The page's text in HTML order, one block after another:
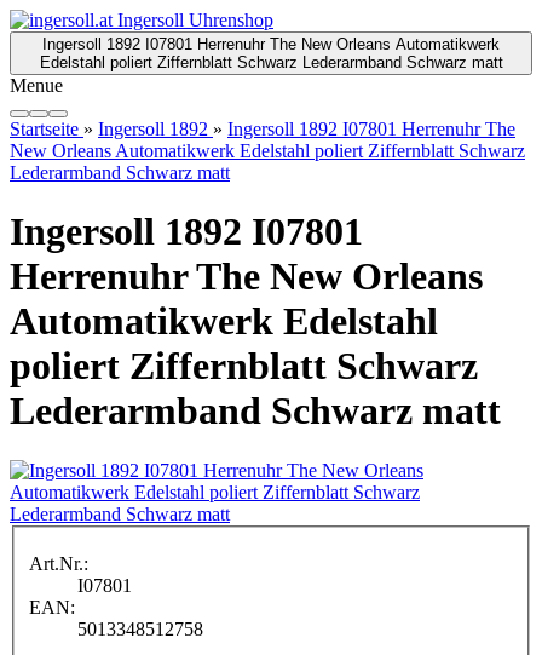
Ingersoll 1892 I07801 Herrenuhr The New Orleans Automatikwerk
Edelstahl poliert Ziffernblatt Schwarz Lederarmband Schwarz matt
Menue
Startseite » Ingersoll 1892 » Ingersoll 1892 I07801 Herrenuhr The
New Orleans Automatikwerk Edelstahl poliert Ziffernblatt Schwarz
Lederarmband Schwarz matt
Ingersoll 1892 I07801
Herrenuhr The New Orleans
Automatikwerk Edelstahl
poliert Ziffernblatt Schwarz
Lederarmband Schwarz matt
Art.Nr.:
I07801
EAN:
5013348512758